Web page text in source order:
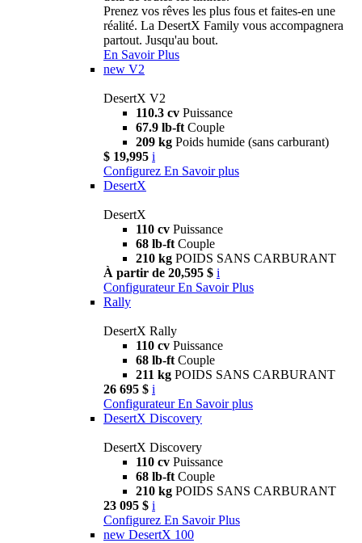
Prenez vos rêves les plus fous et faites-en une
réalité. La DesertX Family vous accompagnera
partout. Jusqu'au bout.
En Savoir Plus
new V2
DesertX V2
110.3 cv Puissance
67.9 lb-ft Couple
209 kg Poids humide (sans carburant)
$ 19,995 i
Configurez En Savoir plus
DesertX
DesertX
110 cv Puissance
68 lb-ft Couple
210 kg POIDS SANS CARBURANT
À partir de 20,595 $ i
Configurateur En Savoir Plus
Rally
DesertX Rally
110 cv Puissance
68 lb-ft Couple
211 kg POIDS SANS CARBURANT
26 695 $ i
Configurateur En Savoir plus
DesertX Discovery
DesertX Discovery
110 cv Puissance
68 lb-ft Couple
210 kg POIDS SANS CARBURANT
23 095 $ i
Configurez En Savoir Plus
new DesertX 100